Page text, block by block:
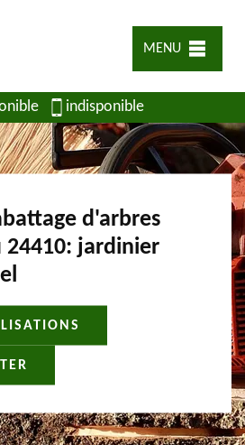
MENU
indisponible
d'arbres
24410: jardinier